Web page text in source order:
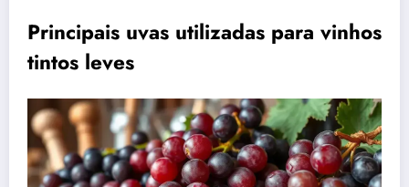
Principais uvas utilizadas para vinhos
tintos leves